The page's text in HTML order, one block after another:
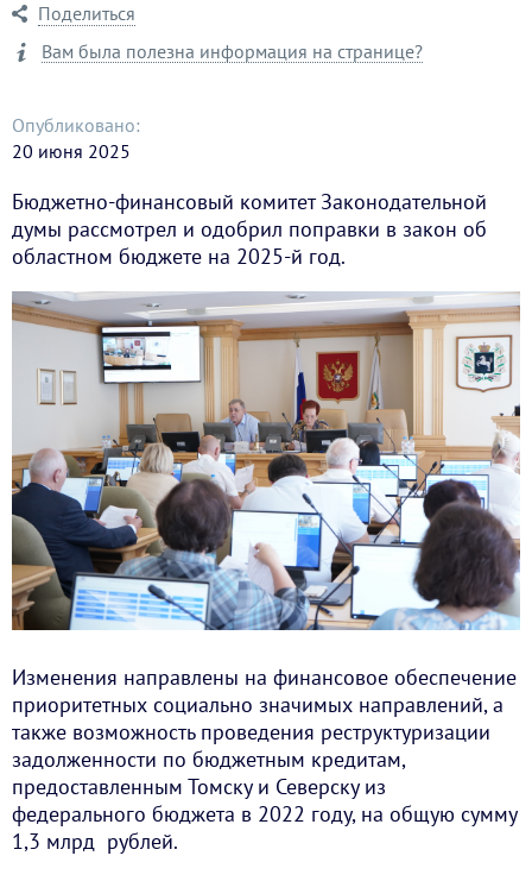
Поделиться
Вам была полезна информация на странице?
Опубликовано:
20 июня 2025
Бюджетно-финансовый комитет Законодательной
думы рассмотрел и одобрил поправки в закон об
областном бюджете на 2025-й год.
Изменения направлены на финансовое обеспечение
приоритетных социально значимых направлений, а
также возможность проведения реструктуризации
задолженности по бюджетным кредитам,
предоставленным Томску и Северску из
федерального бюджета в 2022 году, на общую сумму
1,3 млрд рублей.